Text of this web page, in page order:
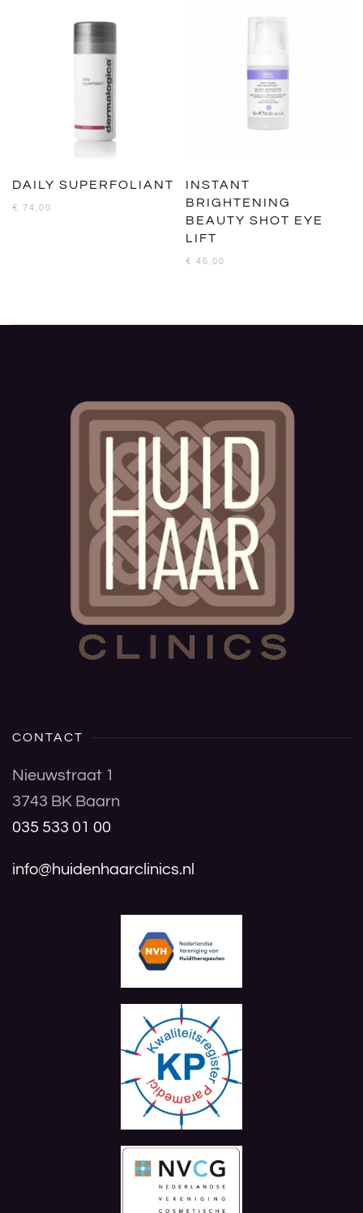
DAILY SUPERFOLIANT
€ 74,00
INSTANT
BRIGHTENING
BEAUTY SHOT EYE
LIFT
€ 46,00
CONTACT
Nieuwstraat 1
3743 BK Baarn
035 533 01 00
info@huidenhaarclinics.nl